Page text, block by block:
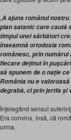
„A ajuns românul
plan satanic care caută
timpul unei sărbători
înseamnă ortodoxia
românesc, prin
fiecare deţinut în
să spunem de o naţie
România nu e
degrabă, ci prin jertfa şi
Înţelegând sensul
Era convins, însă, că
urma.